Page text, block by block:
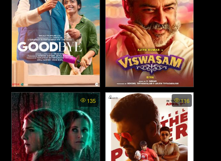
Goodbye (2022)
Viswasam - วิสวาซัม คุณพ่อ
สายระห่ำ (2019)
135 116